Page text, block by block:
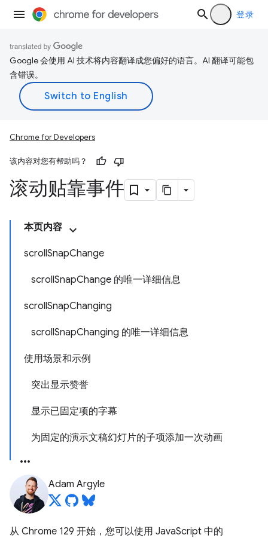
登录
Google 会使用 AI 技术将内容翻译成您偏好的语言。AI 翻译可能包
含错误。
Chrome for Developers
该内容对您有帮助吗？
滚动贴靠事件
本页内容
scrollSnapChange
scrollSnapChange 的唯一详细信息
scrollSnapChanging
scrollSnapChanging 的唯一详细信息
使用场景和示例
突出显示赞誉
显示已固定项的字幕
为固定的演示文稿幻灯片的子项添加一次动画
Adam Argyle
从 Chrome 129 开始，您可以使用 JavaScript 中的